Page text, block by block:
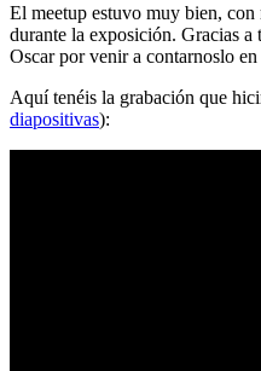
El meetup estuvo muy bien, con
durante la exposición. Gracias a
Oscar por venir a contarnoslo en
Aquí tenéis la grabación que
diapositivas):